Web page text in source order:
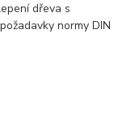
dřeva s
normy DIN